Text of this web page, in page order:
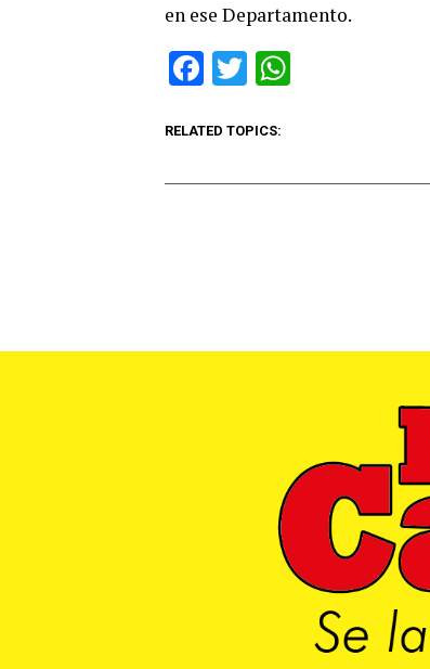
en ese Departamento.
Facebook
Twitter
RELATED TOPICS: